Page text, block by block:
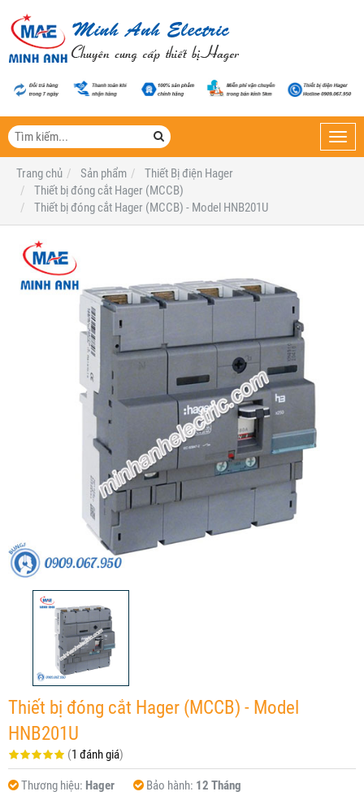
Trang chủ
Sản phẩm
Thiết Bị điện Hager
Thiết bị đóng cắt Hager (MCCB)
Thiết bị đóng cắt Hager (MCCB) - Model HNB201U
Thiết bị đóng cắt Hager (MCCB) - Model
HNB201U
(1 đánh giá)
Thương hiệu: Hager Bảo hành: 12 Tháng